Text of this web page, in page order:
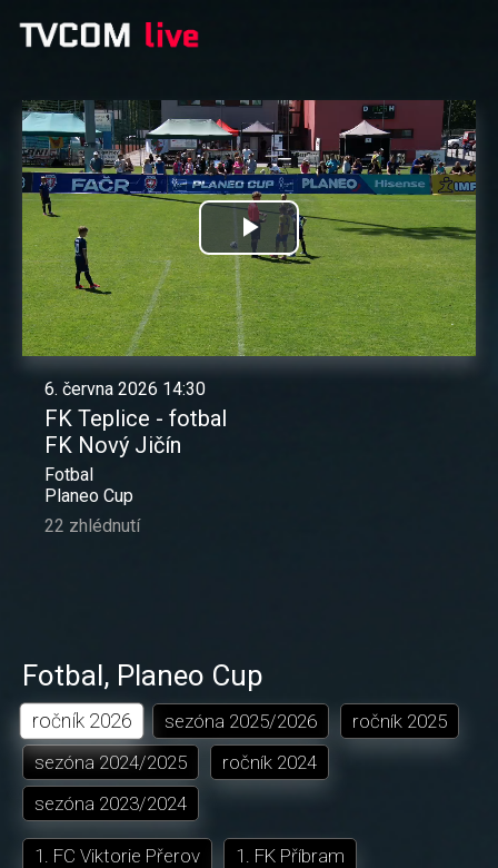
Přehrát
video
6. června 2026 14:30
FK Teplice - fotbal
FK Nový Jičín
Fotbal
Planeo Cup
22 zhlédnutí
Fotbal, Planeo Cup
ročník 2026 sezóna 2025/2026 ročník 2025
sezóna 2024/2025 ročník 2024
sezóna 2023/2024
1. FC Viktorie Přerov
1. FK Příbram